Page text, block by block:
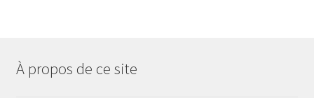
À propos de ce site